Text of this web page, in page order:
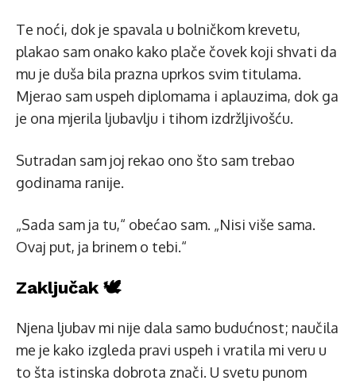
Te noći, dok je spavala u bolničkom krevetu,
plakao sam onako kako plače čovek koji shvati da
mu je duša bila prazna uprkos svim titulama.
Mjerao sam uspeh diplomama i aplauzima, dok ga
je ona mjerila ljubavlju i tihom izdržljivošću.
Sutradan sam joj rekao ono što sam trebao
godinama ranije.
„Sada sam ja tu,“ obećao sam. „Nisi više sama.
Ovaj put, ja brinem o tebi.“
Zaključak 🕊️
Njena ljubav mi nije dala samo budućnost; naučila
me je kako izgleda pravi uspeh i vratila mi veru u
to šta istinska dobrota znači. U svetu punom